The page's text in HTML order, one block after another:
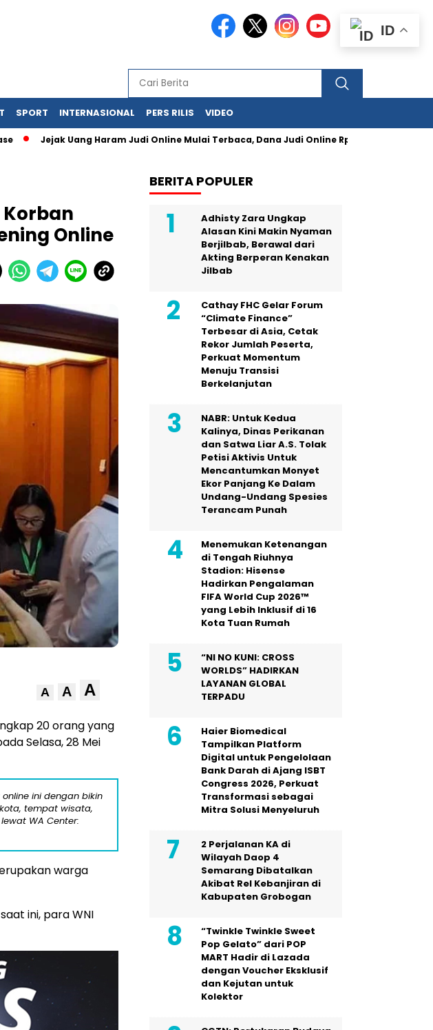
SPORT INTERNASIONAL PERS RILIS VIDEO
Uang Haram Judi Online Mulai Terbaca, Dana Judi Online Rp47,97 Triliun di Kuartal
Korban
Online
A A A
20 orang yang
Selasa, 28 Mei
ini dengan bikin
tempat wisata,
WA Center:
warga
ini, para WNI
BERITA POPULER
Adhisty Zara Ungkap
Alasan Kini Makin Nyaman
Berjilbab, Berawal dari
Akting Berperan Kenakan
Jilbab
Cathay FHC Gelar Forum
“Climate Finance”
Terbesar di Asia, Cetak
Rekor Jumlah Peserta,
Perkuat Momentum
Menuju Transisi
Berkelanjutan
NABR: Untuk Kedua
Kalinya, Dinas Perikanan
dan Satwa Liar A.S. Tolak
Petisi Aktivis Untuk
Mencantumkan Monyet
Ekor Panjang Ke Dalam
Undang-Undang Spesies
Terancam Punah
Menemukan Ketenangan
di Tengah Riuhnya
Stadion: Hisense
Hadirkan Pengalaman
FIFA World Cup 2026™
yang Lebih Inklusif di 16
Kota Tuan Rumah
“NI NO KUNI: CROSS
WORLDS” HADIRKAN
LAYANAN GLOBAL
TERPADU
Haier Biomedical
Tampilkan Platform
Digital untuk Pengelolaan
Bank Darah di Ajang ISBT
Congress 2026, Perkuat
Transformasi sebagai
Mitra Solusi Menyeluruh
2 Perjalanan KA di
Wilayah Daop 4
Semarang Dibatalkan
Akibat Rel Kebanjiran di
Kabupaten Grobogan
“Twinkle Twinkle Sweet
Pop Gelato” dari POP
MART Hadir di Lazada
dengan Voucher Eksklusif
dan Kejutan untuk
Kolektor
ID